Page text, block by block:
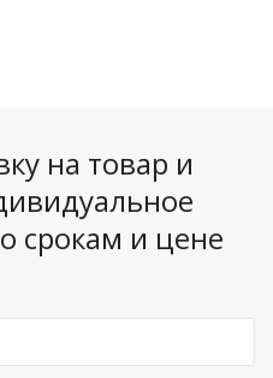
на товар и
срокам и цене